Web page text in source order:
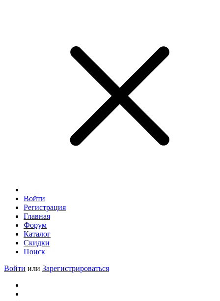
Войти
Регистрация
Главная
Форум
Каталог
Скидки
Поиск
Войти или Зарегистрироваться